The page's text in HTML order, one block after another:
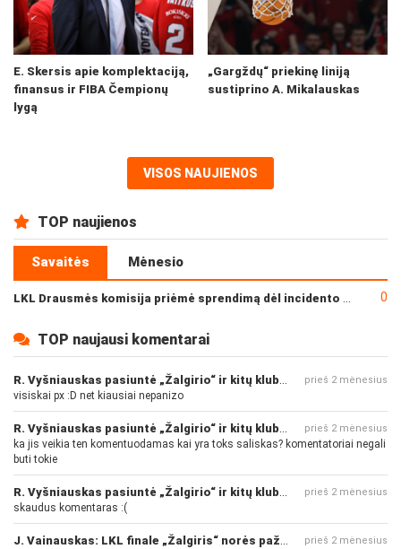
E. Skersis apie komplektaciją,
finansus ir FIBA Čempionų
lygą
„Gargždų“ priekinę liniją
sustiprino A. Mikalauskas
VISOS NAUJIENOS
TOP naujienos
Savaitės Mėnesio
LKL Drausmės komisija priėmė sprendimą dėl incidento po „Neptūno“ ir „Juventus“ rungtynių 0
TOP naujausi komentarai
R. Vyšniauskas pasiuntė „Žalgirio“ ir kitų klubų fanus prieš 2 mėnesius
visiskai px :D net kiausiai nepanizo
R. Vyšniauskas pasiuntė „Žalgirio“ ir kitų klubų fanus prieš 2 mėnesius
ka jis veikia ten komentuodamas kai yra toks saliskas? komentatoriai negali
buti tokie
R. Vyšniauskas pasiuntė „Žalgirio“ ir kitų klubų fanus prieš 2 mėnesius
skaudus komentaras :(
J. Vainauskas: LKL finale „Žalgiris“ norės pažeminti „Rytą“ prieš 2 mėnesius